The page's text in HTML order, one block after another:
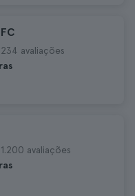
234 avaliações
1.200 avaliações